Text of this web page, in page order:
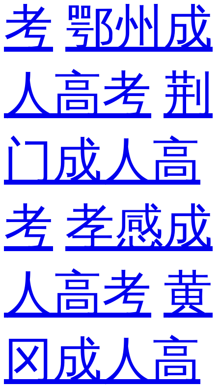
考 鄂州成
人高考 荆
门成人高
考 孝感成
人高考 黄
冈成人高